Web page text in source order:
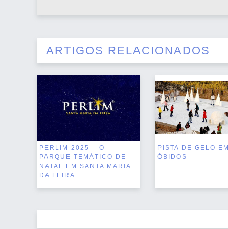
ARTIGOS RELACIONADOS
PERLIM 2025 – O
PARQUE TEMÁTICO DE
NATAL EM SANTA MARIA
DA FEIRA
PISTA DE GELO EM
ÓBIDOS